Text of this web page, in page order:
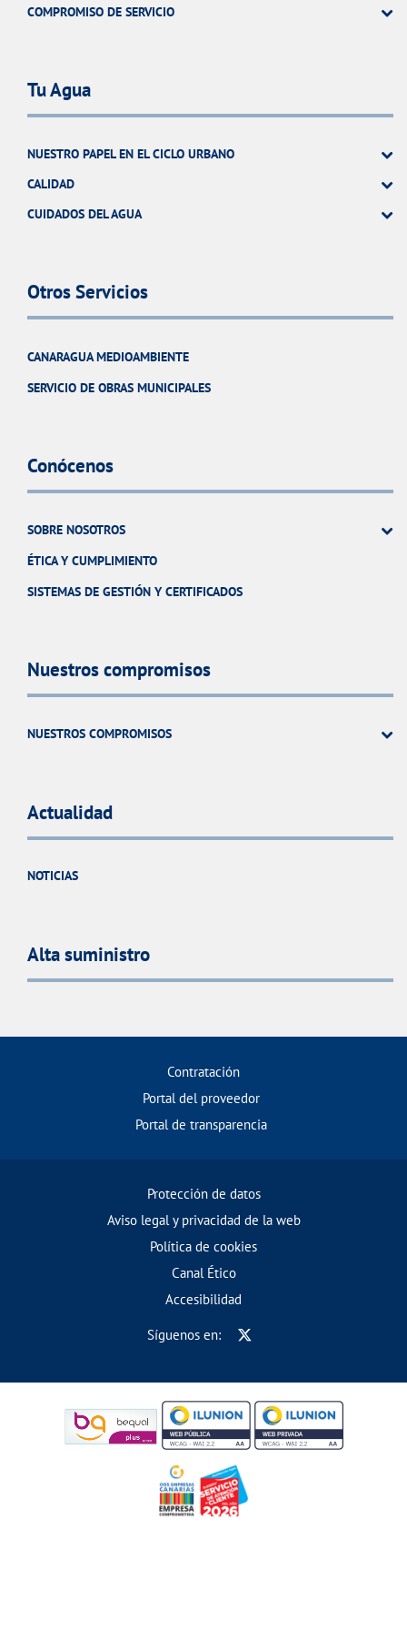
COMPROMISO DE SERVICIO
Tu Agua
NUESTRO PAPEL EN EL CICLO URBANO
CALIDAD
CUIDADOS DEL AGUA
Otros Servicios
CANARAGUA MEDIOAMBIENTE
SERVICIO DE OBRAS MUNICIPALES
Conócenos
SOBRE NOSOTROS
ÉTICA Y CUMPLIMIENTO
SISTEMAS DE GESTIÓN Y CERTIFICADOS
Nuestros compromisos
NUESTROS COMPROMISOS
Actualidad
NOTICIAS
Alta suministro
Contratación
Portal del proveedor
Portal de transparencia
Protección de datos
Aviso legal y privacidad de la web
Política de cookies
Canal Ético
Accesibilidad
Síguenos en: